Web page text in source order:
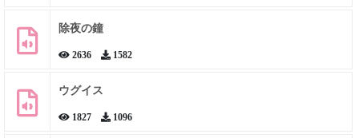
除夜の鐘
2636 1582
ウグイス
1827 1096